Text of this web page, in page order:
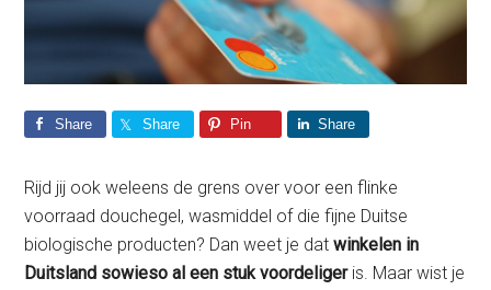
Share Share Pin Share
Rijd jij ook weleens de grens over voor een flinke
voorraad douchegel, wasmiddel of die fijne Duitse
biologische producten? Dan weet je datwinkelen in
Duitsland sowieso al een stuk voordeligeris. Maar wist je